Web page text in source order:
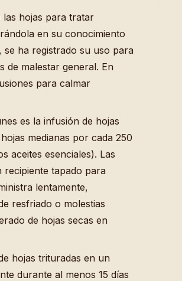
las hojas para tratar
en su conocimiento
ha registrado su uso para
de malestar general. En
para calmar
es la infusión de hojas
medianas por cada 250
aceites esenciales). Las
recipiente tapado para
lentamente,
resfriado o molestias
de hojas secas en
hojas trituradas en un
durante al menos 15 días